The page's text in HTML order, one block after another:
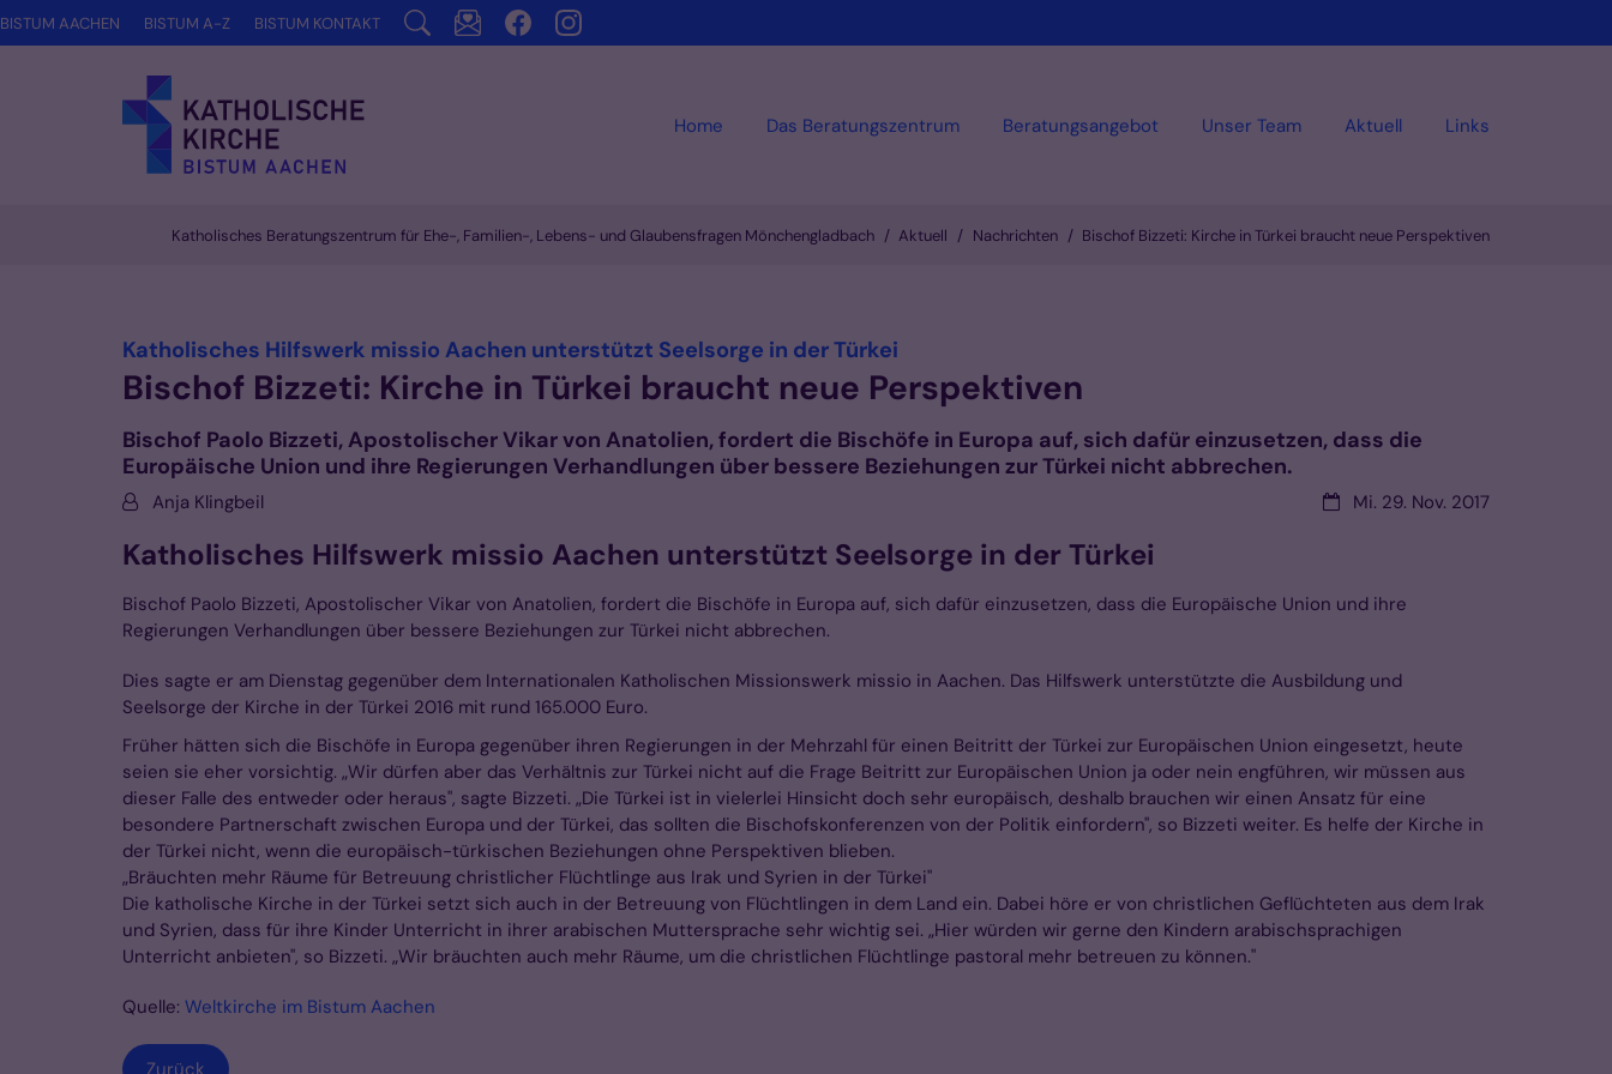
Zum Inhalt springen
Home Das Beratungszentrum Beratungsangebot Unser Team Aktuell Links
BISTUM AACHEN BISTUM A-Z BISTUM KONTAKT
Katholisches Beratungszentrum für Ehe-, Familien-, Lebens- und Glaubensfragen Mönchengladbach Aktuell Nachrichten Bischof Bizzeti: Kirche in Türkei braucht neue Perspektiven
Katholisches Hilfswerk missio Aachen unterstützt Seelsorge in der Türkei
Bischof Bizzeti: Kirche in Türkei braucht neue Perspektiven
Bischof Paolo Bizzeti, Apostolischer Vikar von Anatolien, fordert die Bischöfe in Europa auf, sich dafür einzusetzen, dass die
Europäische Union und ihre Regierungen Verhandlungen über bessere Beziehungen zur Türkei nicht abbrechen.
Datum:Mi. 29. Nov. 2017
Von:Anja Klingbeil
Katholisches Hilfswerk missio Aachen unterstützt Seelsorge in der Türkei
Bischof Paolo Bizzeti, Apostolischer Vikar von Anatolien, fordert die Bischöfe in Europa auf, sich dafür einzusetzen, dass die Europäische Union und ihre
Regierungen Verhandlungen über bessere Beziehungen zur Türkei nicht abbrechen.
Dies sagte er am Dienstag gegenüber dem Internationalen Katholischen Missionswerk missio in Aachen. Das Hilfswerk unterstützte die Ausbildung und
Seelsorge der Kirche in der Türkei 2016 mit rund 165.000 Euro.
Früher hätten sich die Bischöfe in Europa gegenüber ihren Regierungen in der Mehrzahl für einen Beitritt der Türkei zur Europäischen Union eingesetzt, heute
seien sie eher vorsichtig. „Wir dürfen aber das Verhältnis zur Türkei nicht auf die Frage Beitritt zur Europäischen Union ja oder nein engführen, wir müssen aus
dieser Falle des entweder oder heraus", sagte Bizzeti. „Die Türkei ist in vielerlei Hinsicht doch sehr europäisch, deshalb brauchen wir einen Ansatz für eine
besondere Partnerschaft zwischen Europa und der Türkei, das sollten die Bischofskonferenzen von der Politik einfordern", so Bizzeti weiter. Es helfe der Kirche in
der Türkei nicht, wenn die europäisch-türkischen Beziehungen ohne Perspektiven blieben.
„Bräuchten mehr Räume für Betreuung christlicher Flüchtlinge aus Irak und Syrien in der Türkei"
Die katholische Kirche in der Türkei setzt sich auch in der Betreuung von Flüchtlingen in dem Land ein. Dabei höre er von christlichen Geflüchteten aus dem Irak
und Syrien, dass für ihre Kinder Unterricht in ihrer arabischen Muttersprache sehr wichtig sei. „Hier würden wir gerne den Kindern arabischsprachigen
Unterricht anbieten", so Bizzeti. „Wir bräuchten auch mehr Räume, um die christlichen Flüchtlinge pastoral mehr betreuen zu können."
Quelle: Weltkirche im Bistum Aachen
Zurück